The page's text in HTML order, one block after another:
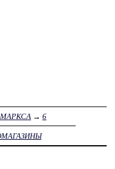
→ 6